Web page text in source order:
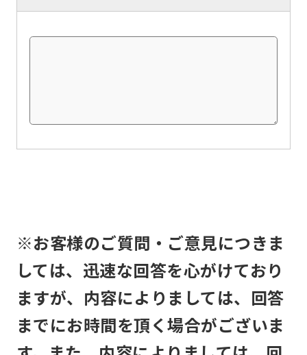
※お客様のご質問・ご意見につきま
しては、迅速な回答を心がけており
ますが、内容によりましては、回答
までにお時間を頂く場合がございま